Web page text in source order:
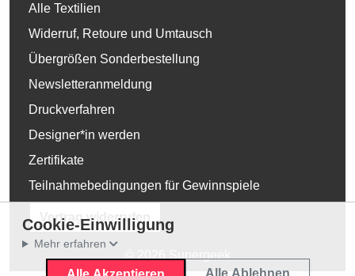
Alle Textilien
Widerruf, Retoure und Umtausch
Übergrößen Sonderbestellung
Newsletteranmeldung
Druckverfahren
Designer*in werden
Zertifikate
Teilnahmebedingungen für Gewinnspiele
Vertrag widerrufen
Cookie-Einwilligung
Mehr erfahren
Alle Ablehnen